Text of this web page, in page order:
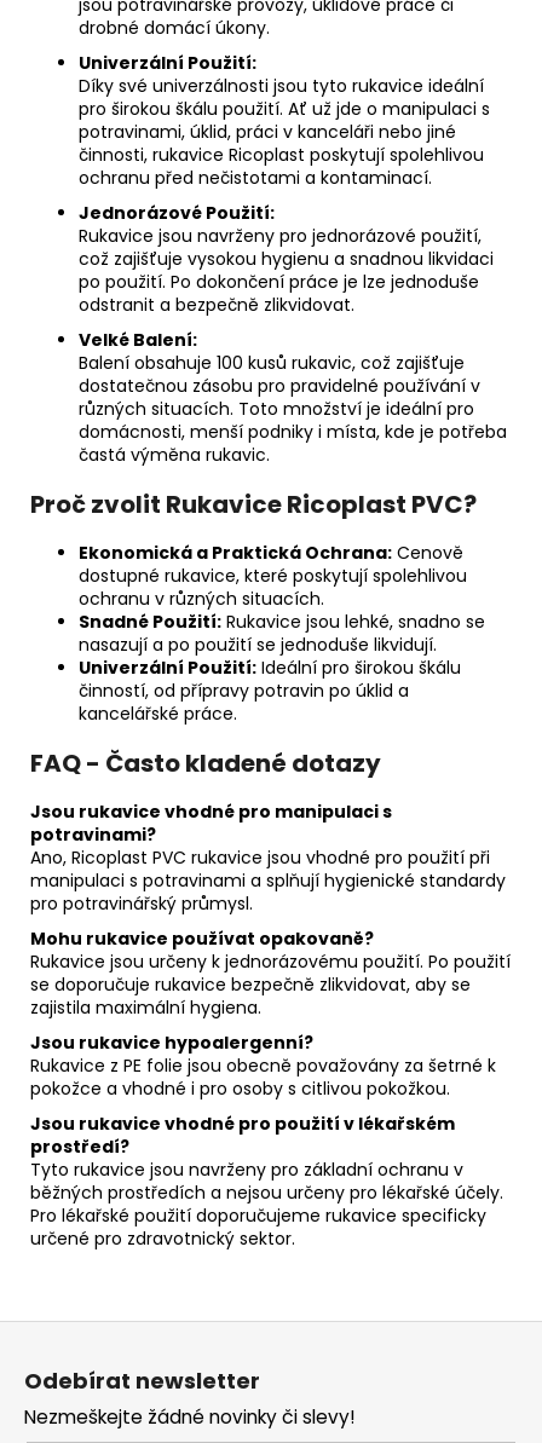
jsou potravinářské provozy, úklidové práce či
drobné domácí úkony.
Univerzální Použití:
Díky své univerzálnosti jsou tyto rukavice ideální
pro širokou škálu použití. Ať už jde o manipulaci s
potravinami, úklid, práci v kanceláři nebo jiné
činnosti, rukavice Ricoplast poskytují spolehlivou
ochranu před nečistotami a kontaminací.
Jednorázové Použití:
Rukavice jsou navrženy pro jednorázové použití,
což zajišťuje vysokou hygienu a snadnou likvidaci
po použití. Po dokončení práce je lze jednoduše
odstranit a bezpečně zlikvidovat.
Velké Balení:
Balení obsahuje 100 kusů rukavic, což zajišťuje
dostatečnou zásobu pro pravidelné používání v
různých situacích. Toto množství je ideální pro
domácnosti, menší podniky i místa, kde je potřeba
častá výměna rukavic.
Proč zvolit Rukavice Ricoplast PVC?
Ekonomická a Praktická Ochrana: Cenově
dostupné rukavice, které poskytují spolehlivou
ochranu v různých situacích.
Snadné Použití: Rukavice jsou lehké, snadno se
nasazují a po použití se jednoduše likvidují.
Univerzální Použití: Ideální pro širokou škálu
činností, od přípravy potravin po úklid a
kancelářské práce.
FAQ - Často kladené dotazy
Jsou rukavice vhodné pro manipulaci s
potravinami?
Ano, Ricoplast PVC rukavice jsou vhodné pro použití při
manipulaci s potravinami a splňují hygienické standardy
pro potravinářský průmysl.
Mohu rukavice používat opakovaně?
Rukavice jsou určeny k jednorázovému použití. Po použití
se doporučuje rukavice bezpečně zlikvidovat, aby se
zajistila maximální hygiena.
Jsou rukavice hypoalergenní?
Rukavice z PE folie jsou obecně považovány za šetrné k
pokožce a vhodné i pro osoby s citlivou pokožkou.
Jsou rukavice vhodné pro použití v lékařském
prostředí?
Tyto rukavice jsou navrženy pro základní ochranu v
běžných prostředích a nejsou určeny pro lékařské účely.
Pro lékařské použití doporučujeme rukavice specificky
určené pro zdravotnický sektor.
Odebírat newsletter
Nezmeškejte žádné novinky či slevy!